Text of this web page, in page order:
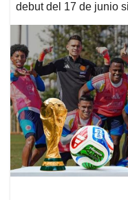
debut del 17 de junio